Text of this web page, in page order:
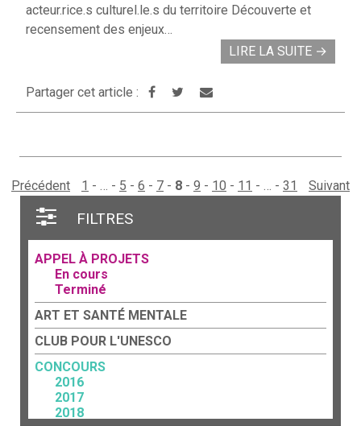
acteur.rice.s culturel.le.s du territoire Découverte et
recensement des enjeux…
LIRE LA SUITE →
Partager cet article :
Précédent 1 … 5 6 7 8 9 10 11 … 31 Suivant
FILTRES
APPEL À PROJETS
En cours
Terminé
ART ET SANTÉ MENTALE
CLUB POUR L'UNESCO
CONCOURS
2016
2017
2018